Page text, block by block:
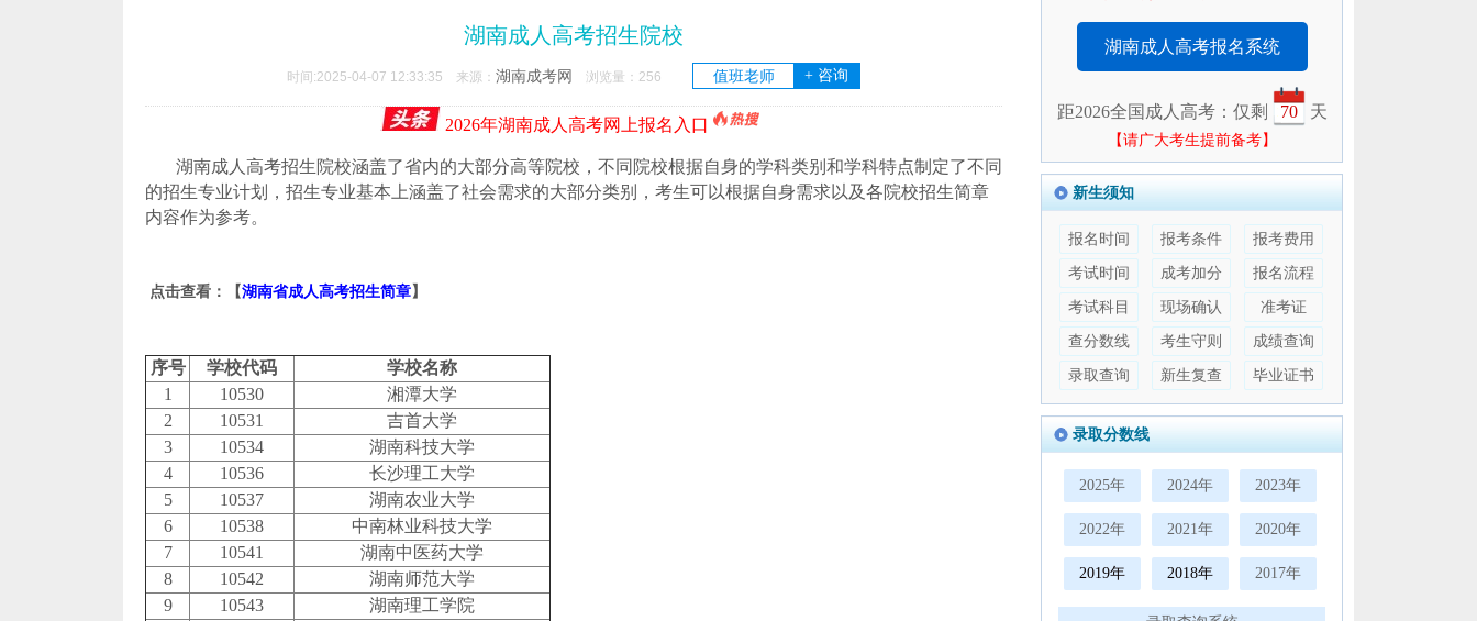
湖南成人高考招生院校
时间:2025-04-07 12:33:35 来源： 湖南成考网 浏览量： 256 值班老师 + 咨询
2026年湖南成人高考网上报名入口
湖南成人高考招生院校涵盖了省内的大部分高等院校，不同院校根据自身的学科类别和学科特点制定了不同
的招生专业计划，招生专业基本上涵盖了社会需求的大部分类别，考生可以根据自身需求以及各院校招生简章
内容作为参考。
点击查看：【湖南省成人高考招生简章】
序号 学校代码
学校名称
1
10530
湘潭大学
2
10531
吉首大学
3
10534
湖南科技大学
4
10536
长沙理工大学
5
10537
湖南农业大学
6
10538
中南林业科技大学
7
10541
湖南中医药大学
8
10542
湖南师范大学
9
10543 湖南理工学院
湖南成人高考报名系统
距2026全国成人高考：仅剩 70 天
【请广大考生提前备考】
新生须知
报名时间 报考条件 报考费用
考试时间 成考加分 报名流程
考试科目 现场确认 准考证
查分数线 考生守则 成绩查询
录取查询 新生复查 毕业证书
录取分数线
2025年 2024年 2023年
2022年 2021年 2020年
2019年 2018年 2017年